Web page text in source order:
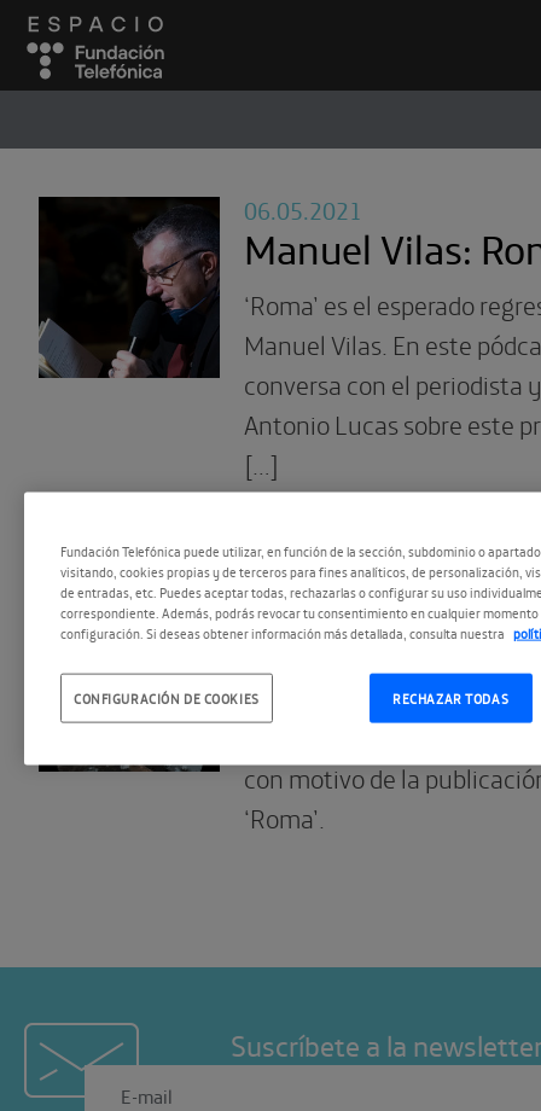
06.05.2021
Manuel Vilas:
‘Roma’ es el esperado
Manuel Vilas. En este
conversa con el periodista
Antonio Lucas sobre este
[…]
13.11.2020
Manuel Vilas:
Recibimos al poeta y
con motivo de la
‘Roma’.
Suscríbete a la
Fundación Telefónica puede utilizar, en función de la sección, subdominio o
visitando, cookies propias y de terceros para fines analíticos, de personalización,
de entradas, etc. Puedes aceptar todas, rechazarlas o configurar su uso
correspondiente. Además, podrás revocar tu consentimiento en cualquier momento
configuración. Si deseas obtener información más detallada, consulta nuestra
RECHAZAR TODAS
CONFIGURACIÓN DE COOKIES